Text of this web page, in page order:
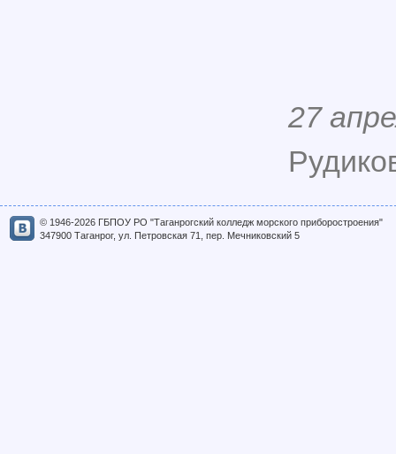
27
© 1946-2026 ГБПОУ РО "Таганрогский колледж морского приборостроения"
347900 Таганрог, ул. Петровская 71, пер. Мечниковский 5